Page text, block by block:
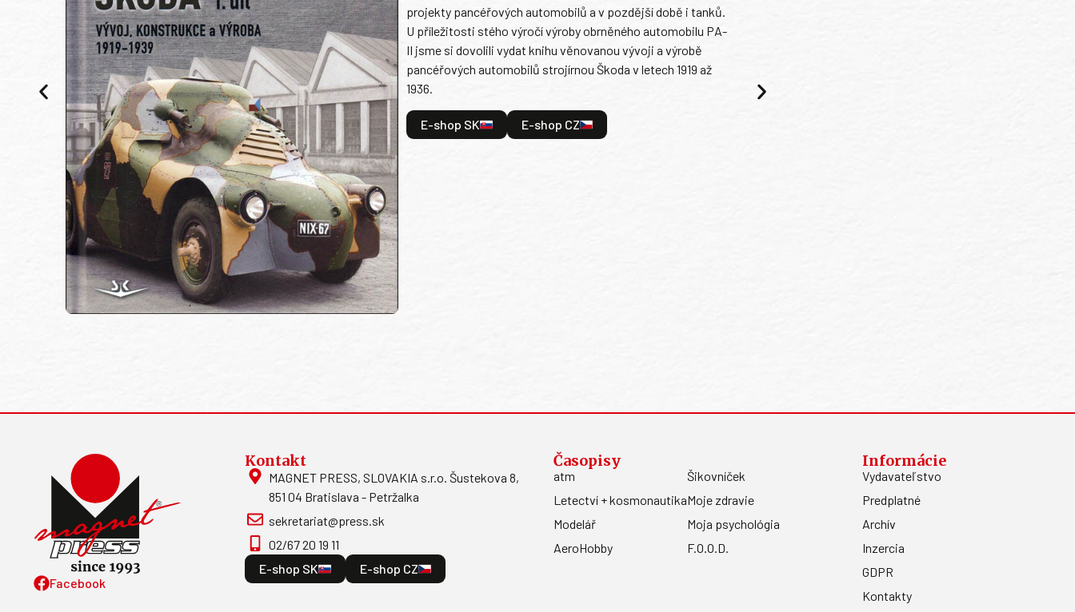
projekty pancéřových automobilů a v pozdější době i tanků.
U příležitosti stého výročí výroby obrněného automobilu PA-
II jsme si dovolili vydat knihu věnovanou vývoji a výrobě
pancéřových automobilů strojírnou Škoda v letech 1919 až
1936.
E-shop SK E-shop CZ
Facebook
Kontakt
MAGNET PRESS, SLOVAKIA s.r.o. Šustekova 8,
851 04 Bratislava - Petržalka
sekretariat@press.sk
02/67 20 19 11
E-shop SK
E-shop CZ
Časopisy
atm
Letectví + kosmonautika
Modelář
AeroHobby
Šikovníček
Moje zdravie
Moja psychológia
F.O.O.D.
Informácie
Vydavateľstvo
Predplatné
Archív
Inzercia
GDPR
Kontakty